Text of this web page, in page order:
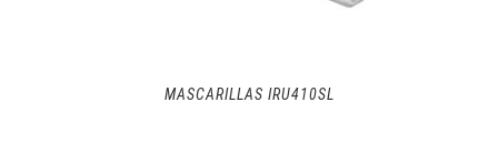
MASCARILLAS IRU410SL